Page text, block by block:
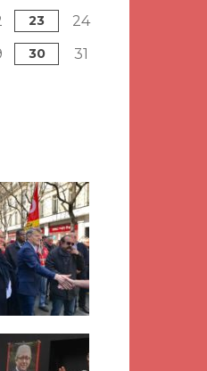
23
24
30 31